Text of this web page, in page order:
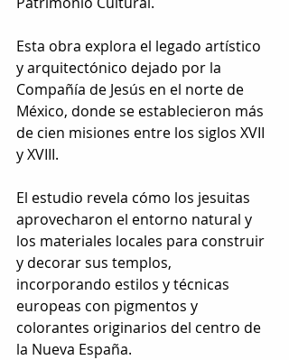
Esta obra explora el legado artístico
y arquitectónico dejado por la
Compañía de Jesús en el norte de
México, donde se establecieron más
de cien misiones entre los siglos XVII
y XVIII.
El estudio revela cómo los jesuitas
aprovecharon el entorno natural y
los materiales locales para construir
y decorar sus templos,
incorporando estilos y técnicas
europeas con pigmentos y
colorantes originarios del centro de
la Nueva España.